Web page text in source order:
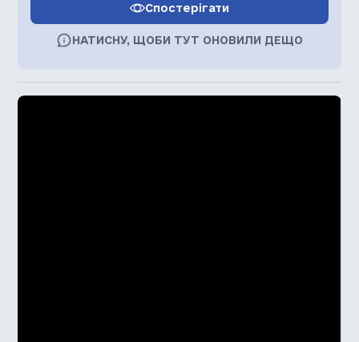
Спостерігати
НАТИСНУ, ЩОБИ ТУТ ОНОВИЛИ ДЕЩО